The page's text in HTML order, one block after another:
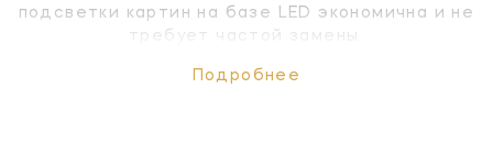
подсветки картин на базе LED экономична и не
требует частой замены.
Подробнее